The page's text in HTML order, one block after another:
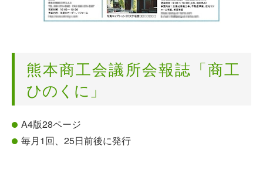
熊本商工会議所会報誌「商工
ひのくに」
A4版28ページ
毎月1回、25日前後に発行